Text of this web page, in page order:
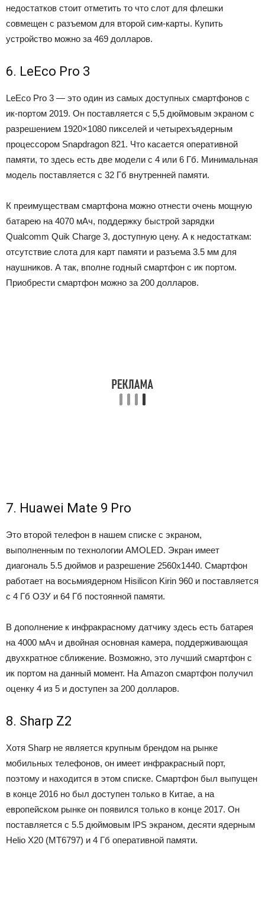
недостатков стоит отметить то что слот для флешки
совмещен с разъемом для второй сим-карты. Купить
устройство можно за 469 долларов.
6. LeEco Pro 3
LeEco Pro 3 — это один из самых доступных смартфонов с
ик-портом 2019. Он поставляется с 5,5 дюймовым экраном с
разрешением 1920×1080 пикселей и четырехъядерным
процессором Snapdragon 821. Что касается оперативной
памяти, то здесь есть две модели с 4 или 6 Гб. Минимальная
модель поставляется с 32 Гб внутренней памяти.
К преимуществам смартфона можно отнести очень мощную
батарею на 4070 мАч, поддержку быстрой зарядки
Qualcomm Quik Charge 3, доступную цену. А к недостаткам:
отсутствие слота для карт памяти и разъема 3.5 мм для
наушников. А так, вполне годный смартфон с ик портом.
Приобрести смартфон можно за 200 долларов.
7. Huawei Mate 9 Pro
Это второй телефон в нашем списке с экраном,
выполненным по технологии AMOLED. Экран имеет
диагональ 5.5 дюймов и разрешение 2560х1440. Смартфон
работает на восьмиядерном Hisilicon Kirin 960 и поставляется
с 4 Гб ОЗУ и 64 Гб постоянной памяти.
В дополнение к инфракрасному датчику здесь есть батарея
на 4000 мАч и двойная основная камера, поддерживающая
двухкратное сближение. Возможно, это лучший смартфон с
ик портом на данный момент. На Amazon смартфон получил
оценку 4 из 5 и доступен за 200 долларов.
8. Sharp Z2
Хотя Sharp не является крупным брендом на рынке
мобильных телефонов, он имеет инфракрасный порт,
поэтому и находится в этом списке. Смартфон был выпущен
в конце 2016 но был доступен только в Китае, а на
европейском рынке он появился только в конце 2017. Он
поставляется с 5.5 дюймовым IPS экраном, десяти ядерным
Helio X20 (MT6797) и 4 Гб оперативной памяти.